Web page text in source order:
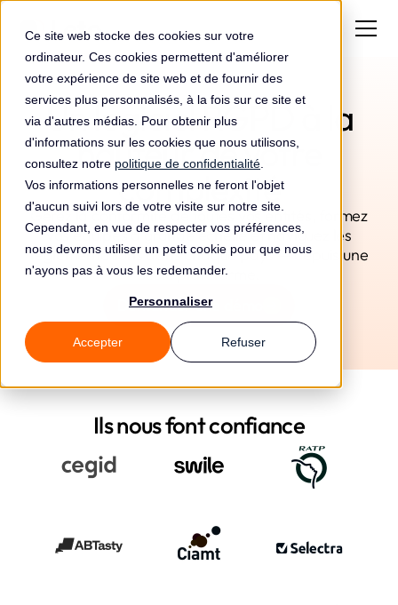
Ce site web stocke des cookies sur votre
ordinateur. Ces cookies permettent d'améliorer
votre expérience de site web et de fournir des
services plus personnalisés, à la fois sur ce site et
via d'autres médias. Pour obtenir plus
d'informations sur les cookies que nous utilisons,
consultez notre politique de confidentialité
Vos informations personnelles ne feront l'objet
d'aucun suivi lors de votre visite sur notre site.
Cependant, en vue de respecter vos préférences,
nous devrons utiliser un petit cookie pour que nous
n'ayons pas à vous les redemander.
Personnaliser
Accepter Refuser
Un logiciel RGPD à la
hauteur de votre
complexité
Gérez la conformité de toutes vos entités, formez
vos équipes à grande échelle et naviguez les
réglementations dans chaque pays — depuis une
seule plateforme.
Demander une démo
Ils nous font confiance